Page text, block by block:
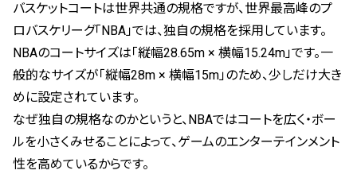
バスケットコートは世界共通の規格ですが、世界最高峰のプ
ロバスケリーグ「NBA」では、独自の規格を採用しています。
NBAのコートサイズは「縦幅28.65m × 横幅15.24m」です。一
般的なサイズが「縦幅28m × 横幅15m」のため、少しだけ大き
めに設定されています。
なぜ独自の規格なのかというと、NBAではコートを広く・ボー
ルを小さくみせることによって、ゲームのエンターテインメント
性を高めているからです。